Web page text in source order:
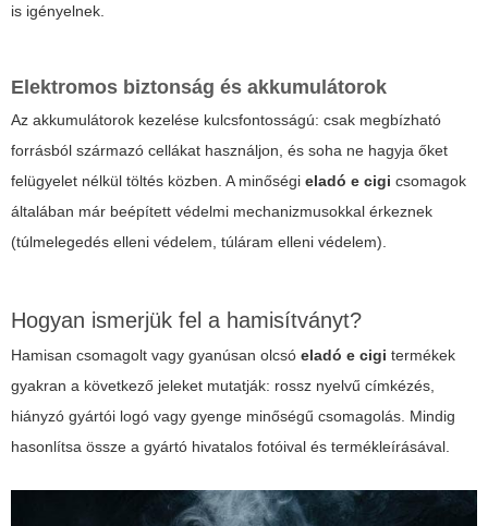
is igényelnek.
Elektromos biztonság és akkumulátorok
Az akkumulátorok kezelése kulcsfontosságú: csak megbízható
forrásból származó cellákat használjon, és soha ne hagyja őket
felügyelet nélkül töltés közben. A minőségi eladó e cigi csomagok
általában már beépített védelmi mechanizmusokkal érkeznek
(túlmelegedés elleni védelem, túláram elleni védelem).
Hogyan ismerjük fel a hamisítványt?
Hamisan csomagolt vagy gyanúsan olcsó eladó e cigi termékek
gyakran a következő jeleket mutatják: rossz nyelvű címkézés,
hiányzó gyártói logó vagy gyenge minőségű csomagolás. Mindig
hasonlítsa össze a gyártó hivatalos fotóival és termékleírásával.